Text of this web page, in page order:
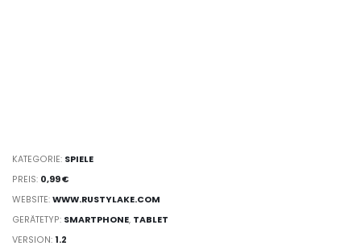
KATEGORIE: SPIELE
PREIS: 0,99 €
WEBSITE:WWW.RUSTYLAKE.COM
GERÄTETYP: SMARTPHONE, TABLET
VERSION: 1.2